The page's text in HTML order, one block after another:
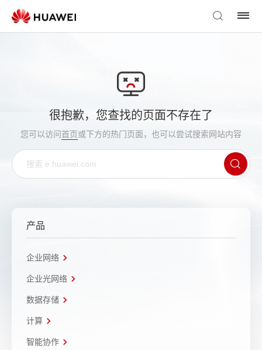
很抱歉，您查找的页面不存在了
您可以访问首页或下方的热门页面，也可以尝试搜索网站内容
产品
企业网络
企业光网络
数据存储
计算
智能协作